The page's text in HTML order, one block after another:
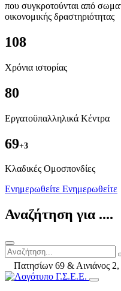
που συγκροτούνται από
οικονομικής δραστηριότητας
108
Χρόνια ιστορίας
80
Εργατοϋπαλληλικά Κέντρα
69+3
Kλαδικές Ομοσπονδίες
Ενημερωθείτε Ενημερωθείτε
Αναζήτηση για ....
Πατησίων 69 & Αινιάνος